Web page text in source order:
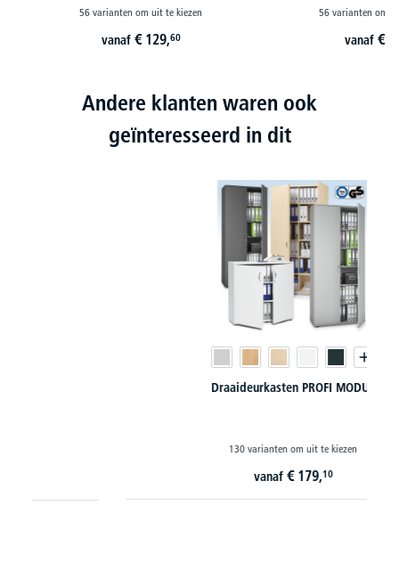
56 varianten om uit te kiezen
vanaf € 129,60
56 varianten om
vanaf €
Andere klanten waren ook
geïnteresseerd in dit
Draaideurkasten PROFI MODUL
130 varianten om uit te kiezen